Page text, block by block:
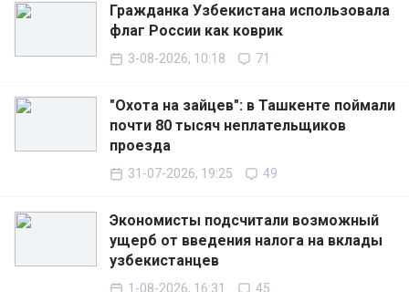
Гражданка Узбекистана использовала
флаг России как коврик
3-08-2026, 10:18 71
"Охота на зайцев": в Ташкенте поймали
почти 80 тысяч неплательщиков
проезда
31-07-2026, 19:25 49
Экономисты подсчитали возможный
ущерб от введения налога на вклады
узбекистанцев
1-08-2026, 16:31 45